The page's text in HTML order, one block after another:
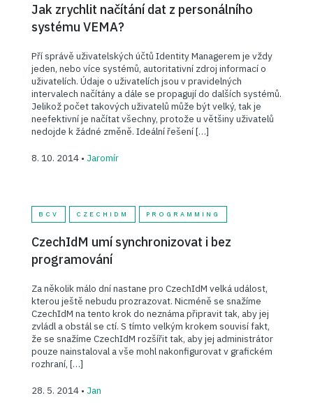
Jak zrychlit načítání dat z personálního
systému VEMA?
Pří správě uživatelských účtů Identity Managerem je vždy
jeden, nebo více systémů, autoritativní zdroj informací o
uživatelích. Údaje o uživatelích jsou v pravidelných
intervalech načítány a dále se propagují do dalších systémů.
Jelikož počet takových uživatelů může být velký, tak je
neefektivní je načítat všechny, protože u většiny uživatelů
nedojde k žádné změně. Ideální řešení […]
8. 10. 2014 • Jaromír
BCV CZECHIDM PROGRAMMING
CzechIdM umí synchronizovat i bez
programování
Za několik málo dní nastane pro CzechIdM velká událost,
kterou ještě nebudu prozrazovat. Nicméně se snažíme
CzechIdM na tento krok do neznáma připravit tak, aby jej
zvládl a obstál se ctí. S tímto velkým krokem souvisí fakt,
že se snažíme CzechIdM rozšířit tak, aby jej administrátor
pouze nainstaloval a vše mohl nakonfigurovat v grafickém
rozhraní, […]
28. 5. 2014 • Jan